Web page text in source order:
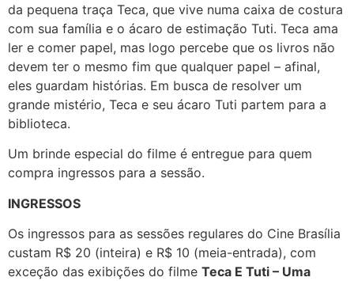
da pequena traça Teca, que vive numa caixa de costura
com sua família e o ácaro de estimação Tuti. Teca ama
ler e comer papel, mas logo percebe que os livros não
devem ter o mesmo fim que qualquer papel – afinal,
eles guardam histórias. Em busca de resolver um
grande mistério, Teca e seu ácaro Tuti partem para a
biblioteca.
Um brinde especial do filme é entregue para quem
compra ingressos para a sessão.
INGRESSOS
Os ingressos para as sessões regulares do Cine Brasília
custam R$ 20 (inteira) e R$ 10 (meia-entrada), com
exceção das exibições do filme Teca E Tuti – Uma